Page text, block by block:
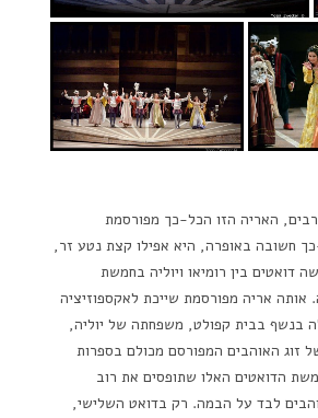
האריה הזו הכל-כך מפורסמת
חשובה באופרה, היא אפילו קצת נטע זר,
דואטים בין רומיאו ויוליה בחמשת
אריה מפורסמת שייכת לאקספוזיציה
בנשף בבית קפולט, משפחתה של יוליה,
זוג האוהבים המפורסם מכולם בספרות
הדואטים האלו שתופסים את רוב
לבד על הבמה. רק בדואט השלישי,